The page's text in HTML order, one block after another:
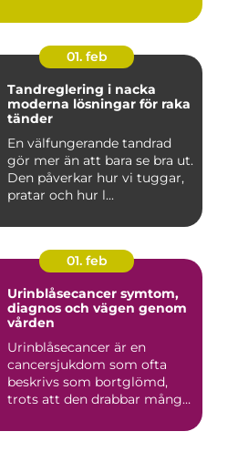
01. feb
Tandreglering i nacka
moderna lösningar för raka
tänder
En välfungerande tandrad
gör mer än att bara se bra ut.
Den påverkar hur vi tuggar,
pratar och hur l...
01. feb
Urinblåsecancer symtom,
diagnos och vägen genom
vården
Urinblåsecancer är en
cancersjukdom som ofta
beskrivs som bortglömd,
trots att den drabbar många